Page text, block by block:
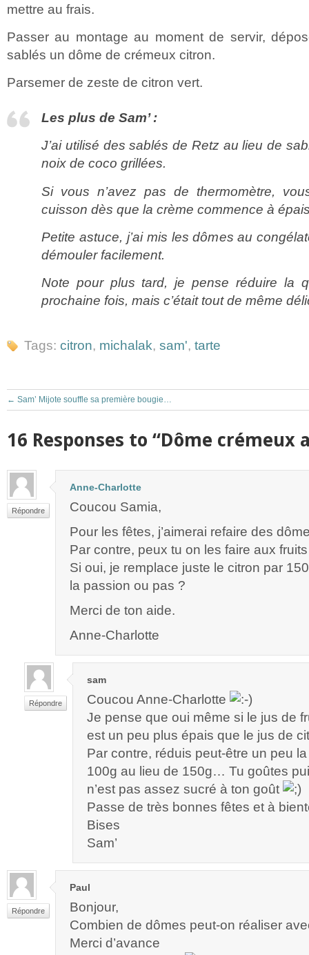
mettre au frais.
Passer au montage au moment de servir,
sablés un dôme de crémeux citron.
Parsemer de zeste de citron vert.
Les plus de Sam’ :
J’ai utilisé des sablés de Retz au lieu de
noix de coco grillées.
Si vous n’avez pas de thermomètre,
cuisson dès que la crème commence à
Petite astuce, j’ai mis les dômes au
démouler facilement.
Note pour plus tard, je pense réduire la
prochaine fois, mais c’était tout de même
Tags: citron, michalak, sam', tarte
← Sam’ Mijote souffle sa première bougie…
16 Responses to “Dôme crémeux
Répondre
Anne-Charlotte
Coucou Samia,
Pour les fêtes, j’aimerai refaire des
Par contre, peux tu on les faire aux
Si oui, je remplace juste le citron par
la passion ou pas ?
Merci de ton aide.
Anne-Charlotte
Répondre
sam
Coucou Anne-Charlotte
Je pense que oui même si le jus de
est un peu plus épais que le jus de
Par contre, réduis peut-être un peu
100g au lieu de 150g… Tu goûtes
n’est pas assez sucré à ton goût
Passe de très bonnes fêtes et à
Bises
Sam’
Répondre
Paul
Bonjour,
Combien de dômes peut-on réaliser
Merci d’avance